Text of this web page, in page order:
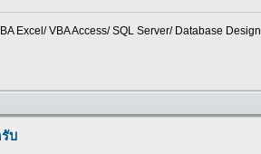
Excel/ VBA Access/ SQL Server/ Database Design
บ